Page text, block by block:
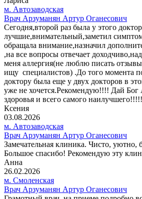
м. Автозаводская
Врач Арзуманян Артур Оганесович
Сегодня,второй раз была у этого
лучшие,внимательный,заметил
обращала внимание,назначил
,на все вопросы отвечает
меня аллергия(не люблю писать
ищу специалистов) .До того момента
доктору была еще у двух докторов в
уже не хочется.Рекомендую!!!! Дай Бог
здоровья и всего самого наилучшего!!!!!
Ксения
03.08.2026
м. Автозаводская
Врач Арзуманян Артур Оганесович
Замечательная клиника. Чисто,
Большое спасибо! Рекомендую эту
Анна
26.02.2026
м. Смоленская
Врач Арзуманян Артур Оганесович